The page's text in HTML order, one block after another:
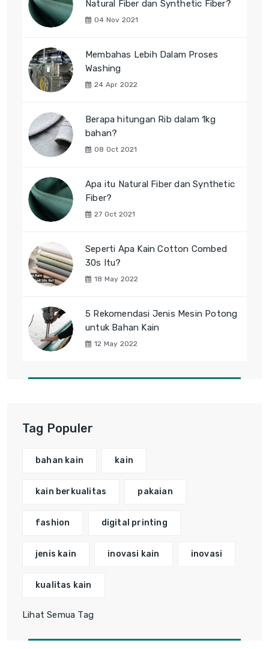
Natural Fiber dan Synthetic Fiber?
04 Nov 2021
Membahas Lebih Dalam Proses
Washing
24 Apr 2022
Berapa hitungan Rib dalam 1kg
bahan?
08 Oct 2021
Apa itu Natural Fiber dan Synthetic
Fiber?
27 Oct 2021
Seperti Apa Kain Cotton Combed
30s Itu?
18 May 2022
5 Rekomendasi Jenis Mesin Potong
untuk Bahan Kain
12 May 2022
Tag Populer
bahan kain kain
kain berkualitas pakaian
fashion digital printing
jenis kain inovasi kain inovasi
kualitas kain
Lihat Semua Tag